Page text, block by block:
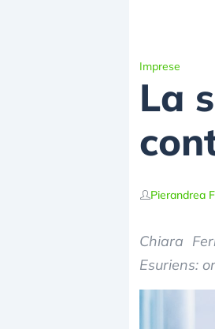
Imprese
La
Pierandrea
Chiara
Esuriens: